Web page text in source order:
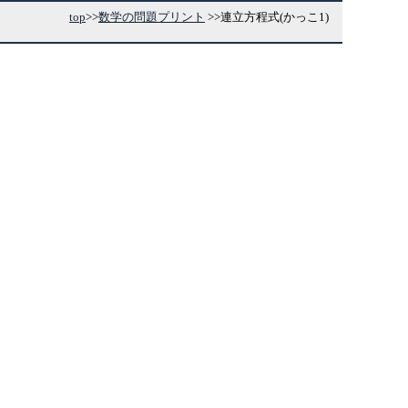
top>>数学の問題プリント >>連立方程式(かっこ1)